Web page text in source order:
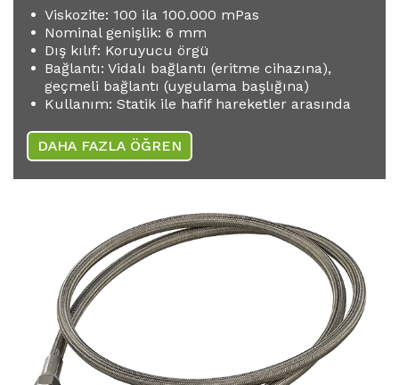
Viskozite: 100 ila 100.000 mPas
Nominal genişlik: 6 mm
Dış kılıf: Koruyucu örgü
Bağlantı: Vidalı bağlantı (eritme cihazına),
geçmeli bağlantı (uygulama başlığına)
Kullanım: Statik ile hafif hareketler arasında
DAHA FAZLA ÖĞREN